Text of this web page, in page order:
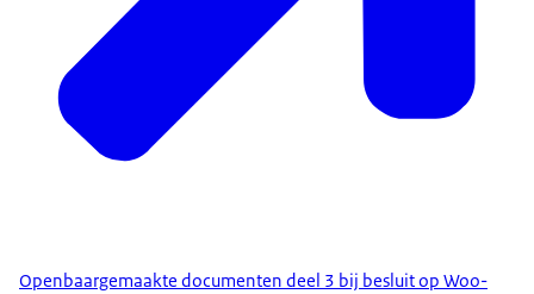
Openbaargemaakte documenten deel 3 bij besluit op Woo-